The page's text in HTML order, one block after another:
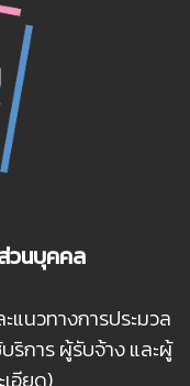
วนบุคคล
นวทางการประมวล
ริการ ผู้รับจ้าง และผู้
อียด)